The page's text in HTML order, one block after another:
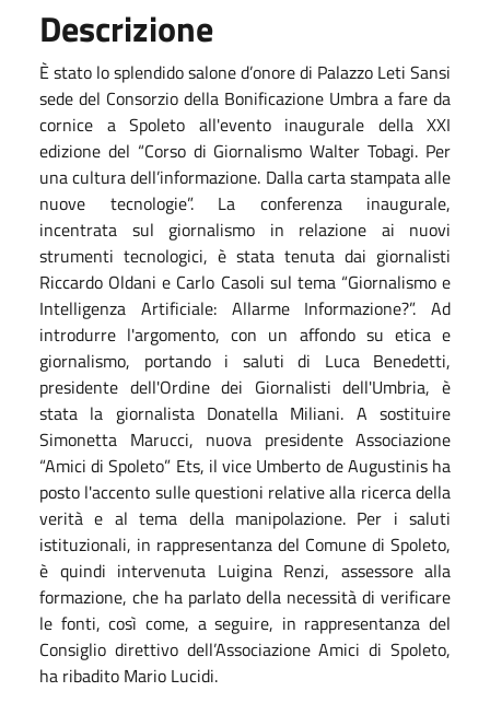
Descrizione
È stato lo splendido salone d’onore di Palazzo Leti Sansi
sede del Consorzio della Bonificazione Umbra a fare da
cornice a Spoleto all'evento inaugurale della XXI
edizione del “Corso di Giornalismo Walter Tobagi. Per
una cultura dell’informazione. Dalla carta stampata alle
nuove tecnologie”. La conferenza inaugurale,
incentrata sul giornalismo in relazione ai nuovi
strumenti tecnologici, è stata tenuta dai giornalisti
Riccardo Oldani e Carlo Casoli sul tema “Giornalismo e
Intelligenza Artificiale: Allarme Informazione?”. Ad
introdurre l'argomento, con un affondo su etica e
giornalismo, portando i saluti di Luca Benedetti,
presidente dell'Ordine dei Giornalisti dell'Umbria, è
stata la giornalista Donatella Miliani. A sostituire
Simonetta Marucci, nuova presidente Associazione
“Amici di Spoleto” Ets, il vice Umberto de Augustinis ha
posto l'accento sulle questioni relative alla ricerca della
verità e al tema della manipolazione. Per i saluti
istituzionali, in rappresentanza del Comune di Spoleto,
è quindi intervenuta Luigina Renzi, assessore alla
formazione, che ha parlato della necessità di verificare
le fonti, così come, a seguire, in rappresentanza del
Consiglio direttivo dell’Associazione Amici di Spoleto,
ha ribadito Mario Lucidi.